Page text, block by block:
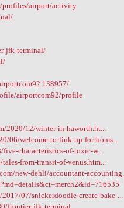
airport/activity
jfk-terminal/
airportcom92/profile
2020/12/winter-in-haworth.ht...
06/welcome-to-link-up-for-boms...
characteristics-of-toxic-w...
from-transit-of-venus.htm...
new-dehli/accountant-accounting...
07/snickerdoodle-create-bake-...